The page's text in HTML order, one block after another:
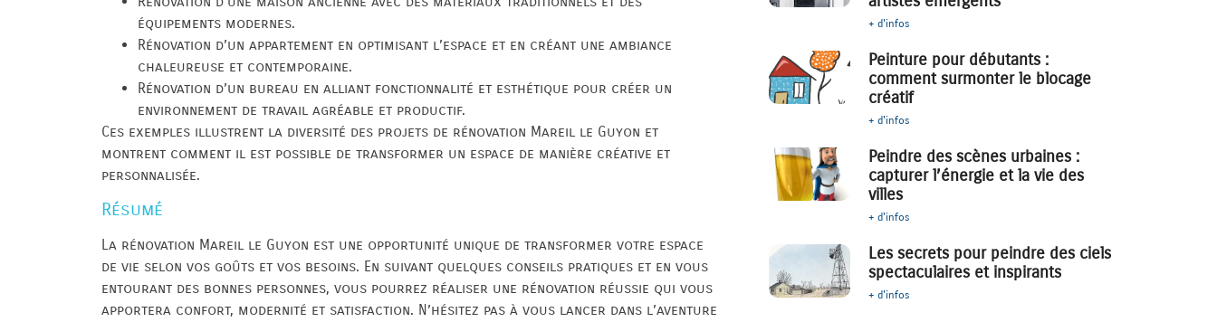
équipements modernes.
Rénovation d’un appartement en optimisant l’espace et en créant une ambiance
chaleureuse et contemporaine.
Rénovation d’un bureau en alliant fonctionnalité et esthétique pour créer un
environnement de travail agréable et productif.
Ces exemples illustrent la diversité des projets de rénovation Mareil le Guyon et
montrent comment il est possible de transformer un espace de manière créative et
personnalisée.
Résumé
La rénovation Mareil le Guyon est une opportunité unique de transformer votre espace
de vie selon vos goûts et vos besoins. En suivant quelques conseils pratiques et en vous
entourant des bonnes personnes, vous pourrez réaliser une rénovation réussie qui vous
apportera confort, modernité et satisfaction. N’hésitez pas à vous lancer dans l’aventure
+ d'infos
Peinture pour débutants :
comment surmonter le blocage
créatif
+ d'infos
Peindre des scènes urbaines :
capturer l’énergie et la vie des
villes
+ d'infos
Les secrets pour peindre des ciels
spectaculaires et inspirants
+ d'infos